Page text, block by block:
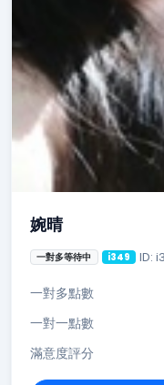
婉晴
一對多等待中 i349 ID:
一對多點數
一對一點數
滿意度評分